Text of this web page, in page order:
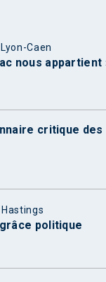
Caen
nous appartient
critique des
politique